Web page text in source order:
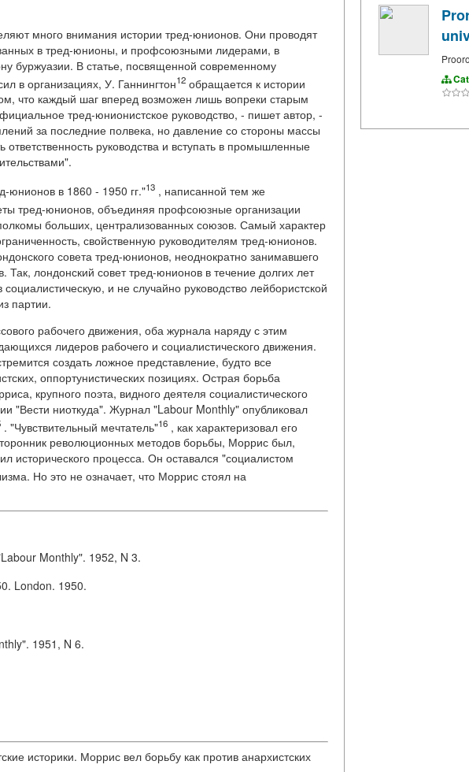
много внимания истории тред-юнионов. Они проводят
в тред-юнионы, и профсоюзными лидерами, в
буржуазии. В статье, посвященной современному
в организациях, У. Ганнингтон12 обращается к истории
что каждый шаг вперед возможен лишь вопреки старым
тред-юнионистское руководство, - пишет автор, -
за последние полвека, но давление со стороны массы
руководства и вступать в промышленные
юнионов в 1860 - 1950 гг."13 , написанной тем же
тред-юнионов, объединяя профсоюзные организации
больших, централизованных союзов. Самый характер
свойственную руководителям тред-юнионов.
совета тред-юнионов, неоднократно занимавшего
лондонский совет тред-юнионов в течение долгих лет
и не случайно руководство лейбористской
партии.
рабочего движения, оба журнала наряду с этим
лидеров рабочего и социалистического движения.
создать ложное представление, будто все
оппортунистических позициях. Острая борьба
крупного поэта, видного деятеля социалистического
"Вести ниоткуда". Журнал "Labour Monthly" опубликовал
. "Чувствительный мечтатель"16 , как характеризовал его
революционных методов борьбы, Моррис был,
исторического процесса. Он оставался "социалистом
Но это не означает, что Моррис стоял на
Monthly". 1952, N 3.
London. 1950.
1951, N 6.
историки. Моррис вел борьбу как против анархистских